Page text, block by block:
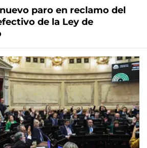
paro en reclamo del
de la Ley de